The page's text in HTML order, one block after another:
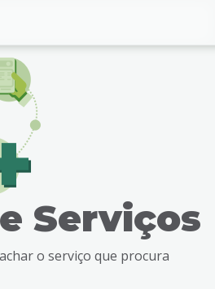
Serviços
o serviço que procura